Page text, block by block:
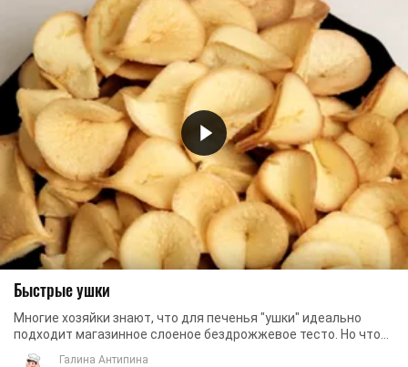
Быстрые ушки
Многие хозяйки знают, что для печенья "ушки" идеально
подходит магазинное слоеное бездрожжевое тесто. Но что
делать, если у вас нет времени на поход ...
Галина Антипина